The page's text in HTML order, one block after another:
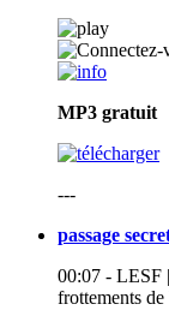
MP3 gratuit
---
passage
00:07 - LESF
frottements